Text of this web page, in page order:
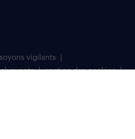
soyons vigilants
gestion des cookies